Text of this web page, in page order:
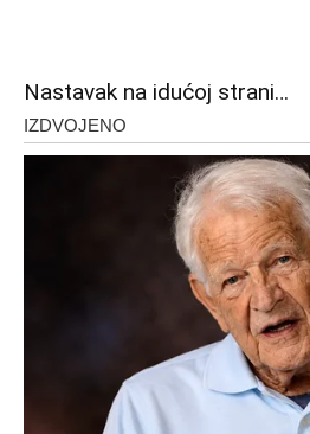
Nastavak na idućoj strani…